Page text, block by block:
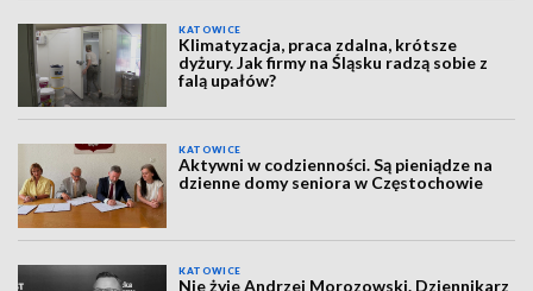
KATOWICE
Klimatyzacja, praca zdalna, krótsze
dyżury. Jak firmy na Śląsku radzą sobie z
falą upałów?
KATOWICE
Aktywni w codzienności. Są pieniądze na
dzienne domy seniora w Częstochowie
KATOWICE
Nie żyje Andrzej Morozowski. Dziennikarz